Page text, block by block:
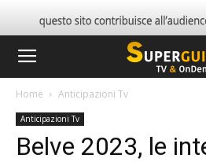
Home Anticipazioni Tv
Anticipazioni Tv
Belve 2023, le